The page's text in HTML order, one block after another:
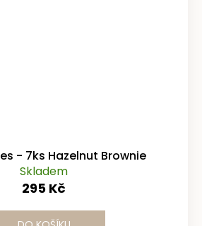
- 7ks Hazelnut Brownie
Skladem
295 Kč